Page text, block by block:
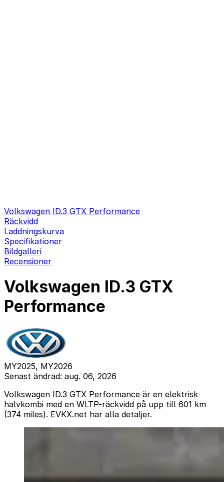
Volkswagen ID.3 GTX Performance
Räckvidd
Laddningskurva
Specifikationer
Bildgalleri
Recensioner
Volkswagen ID.3 GTX
Performance
MY2025, MY2026
Senast ändrad: aug. 06, 2026
Volkswagen ID.3 GTX Performance är en elektrisk
halvkombi med en WLTP-räckvidd på upp till 601 km
(374 miles). EVKX.net har alla detaljer.